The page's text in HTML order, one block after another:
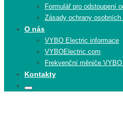
Formulář pro odstoupení
Zásady ochrany osobních
O nás
VYBO Electric informace
VYBOElectric.com
Frekvenční měniče
Kontakty
Search
Search